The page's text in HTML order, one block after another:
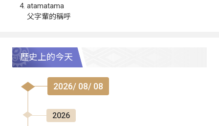
atamatama
父字輩的稱呼
歷史上的今天
2026/ 08/ 08
2026